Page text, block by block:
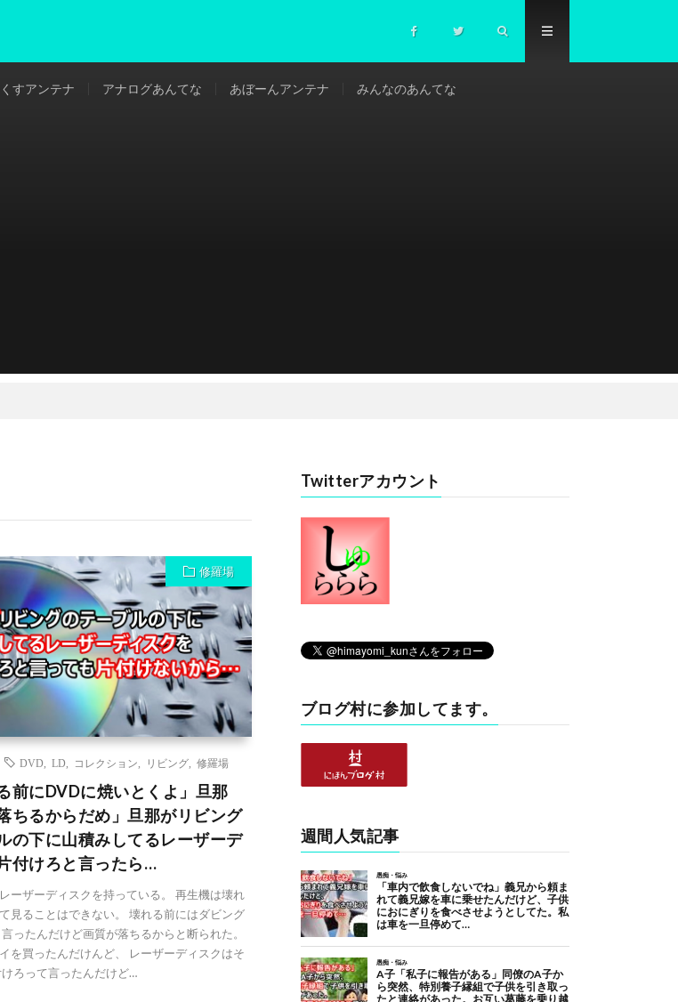
すアンテナ アナログあんてな あぼーんアンテナ みんなのあんてな
修羅場
DVD ,LD コレクション リビング ,修羅場
前にDVDに焼いとくよ」旦那
ちるからだめ」旦那がリビング
の下に山積みしてるレーザーデ
付けろと言ったら…
ーザーディスクを持っている。 再生機は壊れ
見ることはできない。 壊れる前にはダビング
ったんだけど画質が落ちるからと断られた。
を買ったんだけんど、 レーザーディスクはそ
ろって言ったんだけど…
Twitterアカウント
ブログ村に参加してます。
週間人気記事